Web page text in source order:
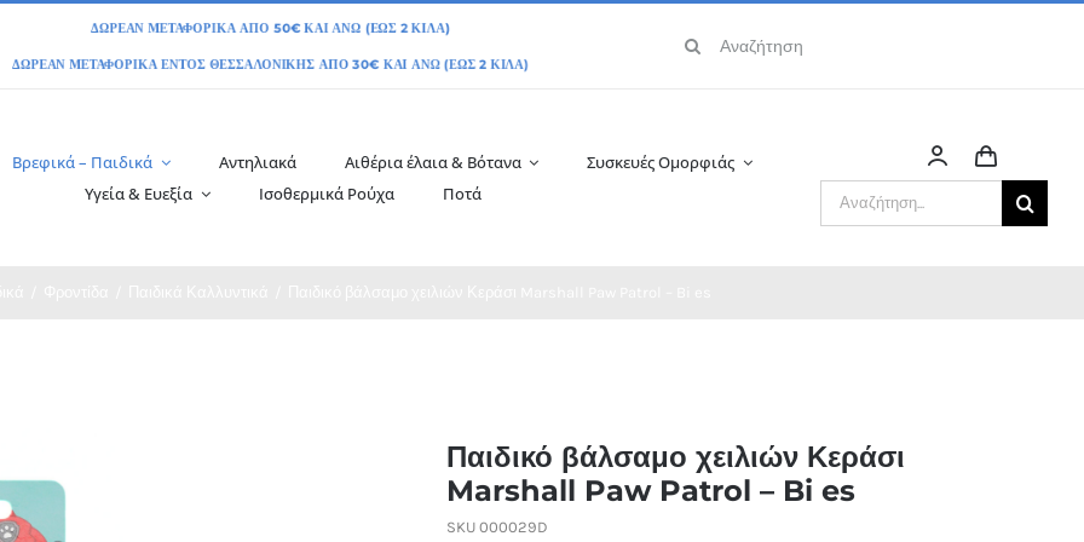
Αναζήτηση
Βρεφικά – Παιδικά Αντηλιακά Αιθέρια έλαια & Βότανα
Συσκευές Ομορφιάς
Υγεία & Ευεξία
Ισοθερμικά Ρούχα Ποτά
Αναζήτηση
για:
Παιδικό βάλσαμο χειλιών Κεράσι
Marshall Paw Patrol – Bi es
SKU000029D